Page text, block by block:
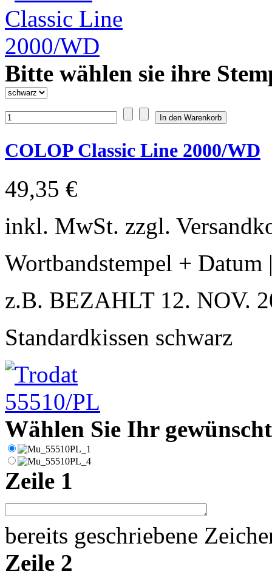
Bitte wählen sie ihre
COLOP Classic Line 2000/WD
49,35 €
inkl. MwSt. zzgl.
Wortbandstempel +
z.B. BEZAHLT 12. NOV.
Standardkissen schwarz
Wählen Sie Ihr
Zeile 1
bereits geschriebene
Zeile 2